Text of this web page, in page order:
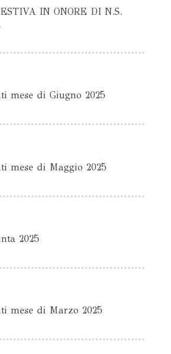
ESTIVA IN ONORE DI N.S.
mese di Giugno 2025
mese di Maggio 2025
2025
mese di Marzo 2025